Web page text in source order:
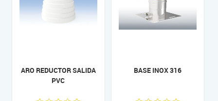
ARO REDUCTOR SALIDA
PVC
BASE INOX 316